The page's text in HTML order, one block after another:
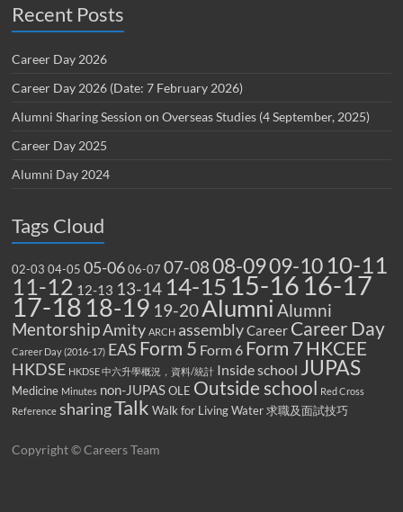
Recent Posts
Career Day 2026
Career Day 2026 (Date: 7 February 2026)
Alumni Sharing Session on Overseas Studies (4 September, 2025)
Career Day 2025
Alumni Day 2024
Tags Cloud
02-03 04-05 05-06 06-07 07-0808-0909-10 10-11
11-12 12-13 13-14 14-1515-1616-17
17-1818-19 19-20Alumni Alumni
MentorshipAmity ARCH assemblyCareer Career Day
Career Day (2016-17) EAS Form 5 Form 6 Form 7HKCEE
HKDSE HKDSE 中六升學概況，資料/統計 Inside school JUPAS
Medicine Minutes non-JUPAS OLE Outside school Red Cross
Reference sharingTalk Walk for Living Water 求職及面試技巧
Copyright © Careers Team